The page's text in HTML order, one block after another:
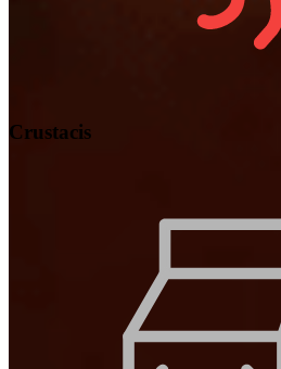
Crustacis